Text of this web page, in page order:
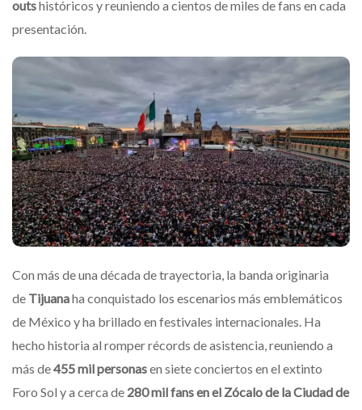
outshistóricos y reuniendo a cientos de miles de fans en cada
presentación.
Con más de una década de trayectoria, la banda originaria
de Tijuanaha conquistado los escenarios más emblemáticos
de México y ha brillado en festivales internacionales. Ha
hecho historia al romper récords de asistencia, reuniendo a
más de455 mil personasen siete conciertos en el extinto
Foro Sol y a cerca de 280 mil fans en el Zócalo de la Ciudad de